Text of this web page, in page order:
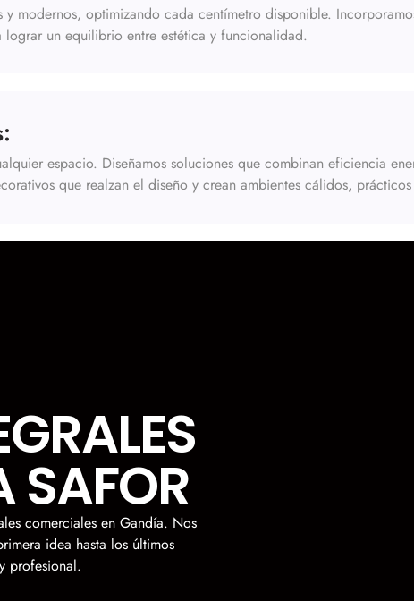
y modernos, optimizando cada centímetro disponible.
un equilibrio entre estética y funcionalidad.
espacio. Diseñamos soluciones que combinan eficiencia
que realzan el diseño y crean ambientes cálidos,
SAFOR
comerciales en Gandía. Nos
idea hasta los últimos
profesional.